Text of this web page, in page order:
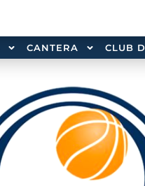
CANTERA CLUB